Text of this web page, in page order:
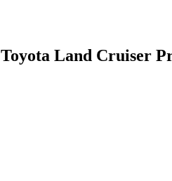
Toyota Land Cruiser